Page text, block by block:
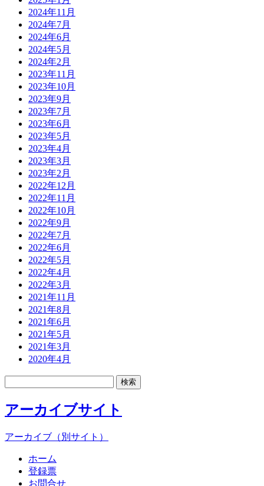
2024年11月
2024年7月
2024年6月
2024年5月
2024年2月
2023年11月
2023年10月
2023年9月
2023年7月
2023年6月
2023年5月
2023年4月
2023年3月
2023年2月
2022年12月
2022年11月
2022年10月
2022年9月
2022年7月
2022年6月
2022年5月
2022年4月
2022年3月
2021年11月
2021年8月
2021年6月
2021年5月
2021年3月
2020年4月
アーカイブサイト
アーカイブ（別サイト）
ホーム
登録票
お問合せ